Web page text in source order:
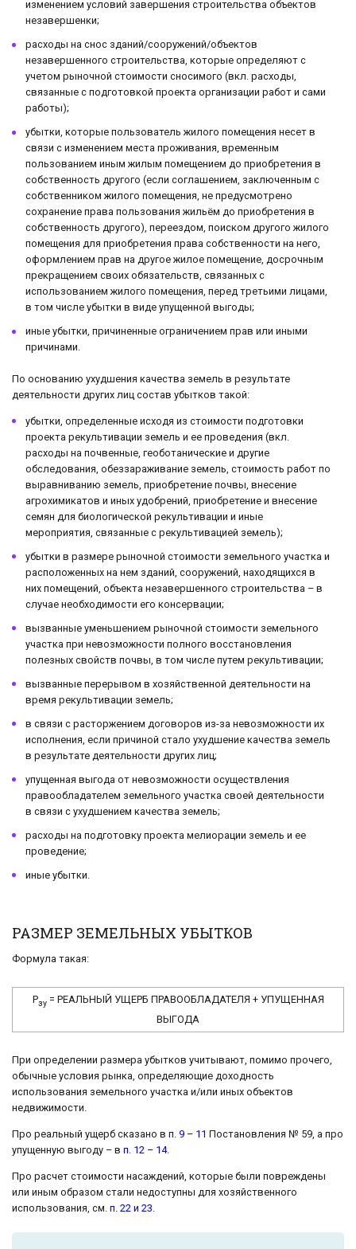
изменением условий завершения строительства объектов
незавершенки;
расходы на снос зданий/сооружений/объектов
незавершенного строительства, которые определяют с
учетом рыночной стоимости сносимого (вкл. расходы,
связанные с подготовкой проекта организации работ и сами
работы);
убытки, которые пользователь жилого помещения несет в
связи с изменением места проживания, временным
пользованием иным жилым помещением до приобретения в
собственность другого (если соглашением, заключенным с
собственником жилого помещения, не предусмотрено
сохранение права пользования жильём до приобретения в
собственность другого), переездом, поиском другого жилого
помещения для приобретения права собственности на него,
оформлением прав на другое жилое помещение, досрочным
прекращением своих обязательств, связанных с
использованием жилого помещения, перед третьими лицами,
в том числе убытки в виде упущенной выгоды;
иные убытки, причиненные ограничением прав или иными
причинами.
По основанию ухудшения качества земель в результате
деятельности других лиц состав убытков такой:
убытки, определенные исходя из стоимости подготовки
проекта рекультивации земель и ее проведения (вкл.
расходы на почвенные, геоботанические и другие
обследования, обеззараживание земель, стоимость работ по
выравниванию земель, приобретение почвы, внесение
агрохимикатов и иных удобрений, приобретение и внесение
семян для биологической рекультивации и иные
мероприятия, связанные с рекультивацией земель);
убытки в размере рыночной стоимости земельного участка и
расположенных на нем зданий, сооружений, находящихся в
них помещений, объекта незавершенного строительства – в
случае необходимости его консервации;
вызванные уменьшением рыночной стоимости земельного
участка при невозможности полного восстановления
полезных свойств почвы, в том числе путем рекультивации;
вызванные перерывом в хозяйственной деятельности на
время рекультивации земель;
в связи с расторжением договоров из-за невозможности их
исполнения, если причиной стало ухудшение качества земель
в результате деятельности других лиц;
упущенная выгода от невозможности осуществления
правообладателем земельного участка своей деятельности
в связи с ухудшением качества земель;
расходы на подготовку проекта мелиорации земель и ее
проведение;
иные убытки.
РАЗМЕР ЗЕМЕЛЬНЫХ УБЫТКОВ
Формула такая:
Рзу= РЕАЛЬНЫЙ УЩЕРБ ПРАВООБЛАДАТЕЛЯ + УПУЩЕННАЯ
ВЫГОДА
При определении размера убытков учитывают, помимо прочего,
обычные условия рынка, определяющие доходность
использования земельного участка и/или иных объектов
недвижимости.
Про реальный ущерб сказано в п. 9 – 11 Постановления № 59, а про
упущенную выгоду – в п. 12 – 14.
Про расчет стоимости насаждений, которые были повреждены
или иным образом стали недоступны для хозяйственного
использования, см. п. 22 и 23